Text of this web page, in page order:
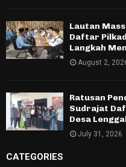
Lautan
Daftar
Langkah
August 2,
Ratusan
Sudrajat
Desa
July 31, 2026
CATEGORIES